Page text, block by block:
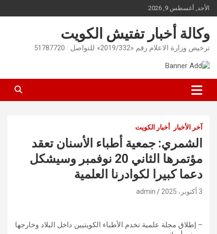
Skip
to
content
الأحد, أغسطس 9, 2026
وكالة أخبار تفتيش الكويت
ترخيص وزارة الاعلام رقم «2019/332» للتواصل : 51787720
آخر الأخبار أخبار الكويت
الشمري: جمعية أطباء الأسنان تعقد
مؤتمرها الثاني 20 نوفمبر وسيشكل
دعما كبيرا لكوادرنا العلمية
3 أكتوبر، 2025 admin
– إطلاق مجلة علمية تخدم الأطباء الكويتيين داخل البلاد وخارجها